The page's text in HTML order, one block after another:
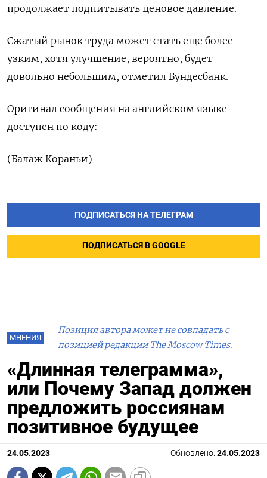
продолжает подпитывать ценовое давление.
Сжатый рынок труда может стать еще более
узким, хотя улучшение, вероятно, будет
довольно небольшим, отметил Бундесбанк.
Оригинал сообщения на английском языке
доступен по коду:
(Балаж Кораньи)
ПОДПИСАТЬСЯ НА ТЕЛЕГРАМ
ПОДПИСАТЬСЯ В GOOGLE
МНЕНИЯ
Позиция автора может не совпадать с
позицией редакции The Moscow Times.
«Длинная телеграмма»,
или Почему Запад должен
предложить россиянам
позитивное будущее
24.05.2023 Обновлено: 24.05.2023